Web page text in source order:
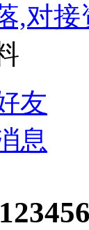
,对
友
息